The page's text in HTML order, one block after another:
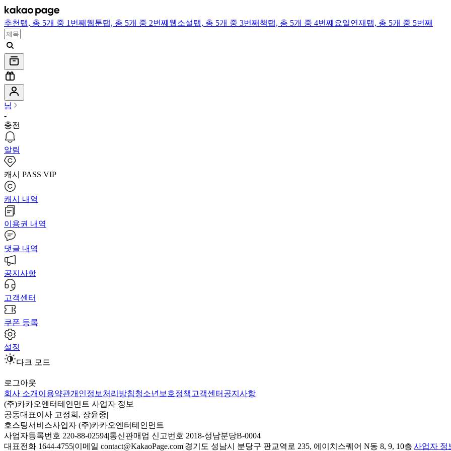
추천 탭, 총 5개 중 1번째 웹툰탭, 총 5개 중 2번째 웹소설탭, 총 5개 중 3번째 책탭, 총 5개 중 4번째 요일연재 탭, 총 5개 중 5번째
님
-
충전
알림
캐시 PASS VIP
캐시 내역
이용권 내역
댓글 내역
공지사항
고객센터
쿠폰 등록
설정
다크 모드
로그아웃
회사 소개 이용약관개인정보처리방침청소년보호정책 고객센터 공지사항
(주)카카오엔터테인먼트 사업자 정보
공동대표이사 고정희, 장윤중|
호스팅서비스사업자 (주)카카오엔터테인먼트
사업자등록번호 220-88-02594|통신판매업 신고번호 2018-성남분당B-0004
대표전화 1644-4755|이메일 contact@KakaoPage.com|경기도 성남시 분당구 판교역로 235, 에이치스퀘어 N동 8, 9, 10층|사업자 정